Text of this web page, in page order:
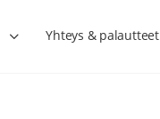
Yhteys & palautteet